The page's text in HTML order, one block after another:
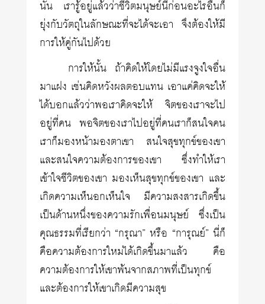
นั้น เรารู้อยู่แล้วว่าชีวิตมนุษย์นี่ก่อนอะไรอื่นก็
ยุ่งกับวัตถุในลักษณะที่จะได้จะเอา จึงต้องให้มี
การให้คู่กันไปด้วย
การให้นั้น ถ้าคิดให้โดยไม่มีแรงจูงใจอื่น
มาแฝง เช่นคิดหวังผลตอบแทน เอาแค่คิดจะให้
ได้บอกแล้วว่าพอเราคิดจะให้ จิตของเราจะไป
อยู่ที่คน พอจิตของเราไปอยู่ที่คนเราก็สนใจคน
เราก็มองหน้ามองตาเขา สนใจสุขทุกข์ของเขา
และสนใจความต้องการของเขา ซึ่งทำให้เรา
เข้าใจชีวิตของเขา มองเห็นสุขทุกข์ของเขา และ
เกิดความเห็นอกเห็นใจ มีความสงสารเกิดขึ้น
เป็นด้านหนึ่งของความรักเพื่อนมนุษย์ ซึ่งเป็น
คุณธรรมที่เรียกว่า “กรุณา” หรือ “การุณย์” นี่ก็
คือความต้องการใหม่ได้เกิดขึ้นมาแล้ว คือ
ความต้องการให้เขาพ้นจากสภาพที่เป็นทุกข์
และต้องการให้เขาเกิดมีความสุข